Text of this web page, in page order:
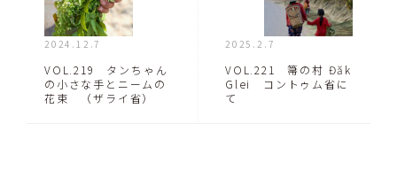
2024.12.7
VOL.219 タンちゃん
の小さな手とニームの
花束 （ザライ省）
2025.2.7
VOL.221 箒の村 Đăk
Glei コントゥム省に
て